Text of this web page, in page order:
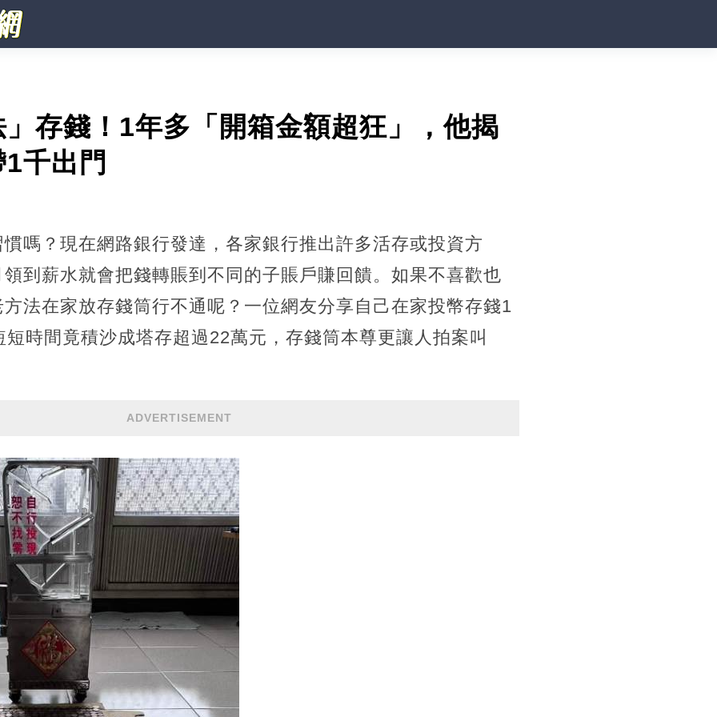
存錢！1年多「開箱金額超狂」，他揭
千出門
嗎？現在網路銀行發達，各家銀行推出許多活存或投資方
到薪水就會把錢轉賬到不同的子賬戶賺回饋。如果不喜歡也
法在家放存錢筒行不通呢？一位網友分享自己在家投幣存錢1
時間竟積沙成塔存超過22萬元，存錢筒本尊更讓人拍案叫
ADVERTISEMENT